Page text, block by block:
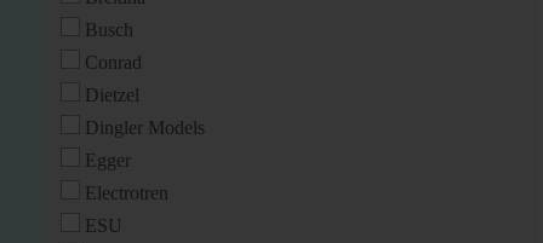
Busch
Conrad
Dietzel
Dingler Models
Egger
Electrotren
ESU